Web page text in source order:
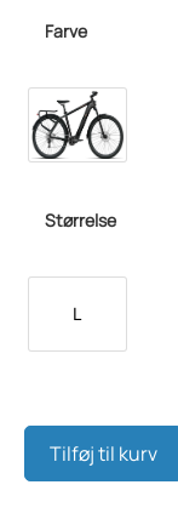
Farve
Størrelse
L
Tilføj til kurv